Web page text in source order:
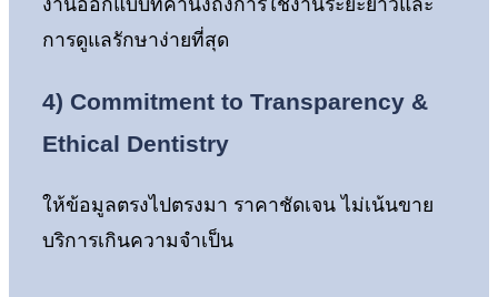
งานออกแบบที่คำนึงถึงการใช้งานระยะยาวและ
การดูแลรักษาง่ายที่สุด
4) Commitment to Transparency &
Ethical Dentistry
ให้ข้อมูลตรงไปตรงมา ราคาชัดเจน ไม่เน้นขาย
บริการเกินความจำเป็น